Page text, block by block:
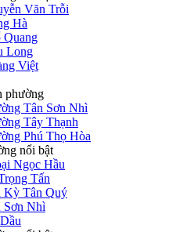
Văn Trỗi
Hà
Quang
Long
Việt
phường
Tân Sơn Nhì
Tây Thạnh
Phú Thọ Hòa
nổi bật
Ngọc Hầu
Tấn
Kỳ Tân Quý
Sơn Nhì